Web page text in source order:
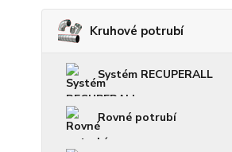
Kruhové potrubí
Systém RECUPERALL
Rovné potrubí